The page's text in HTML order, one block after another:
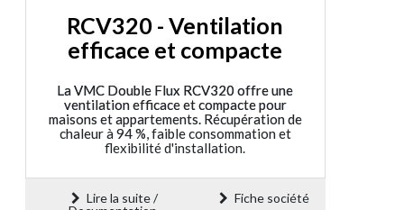
RCV320 - Ventilation
efficace et compacte
La VMC Double Flux RCV320 offre une
ventilation efficace et compacte pour
maisons et appartements. Récupération de
chaleur à 94 %, faible consommation et
flexibilité d'installation.
Lire la suite /
Fiche société